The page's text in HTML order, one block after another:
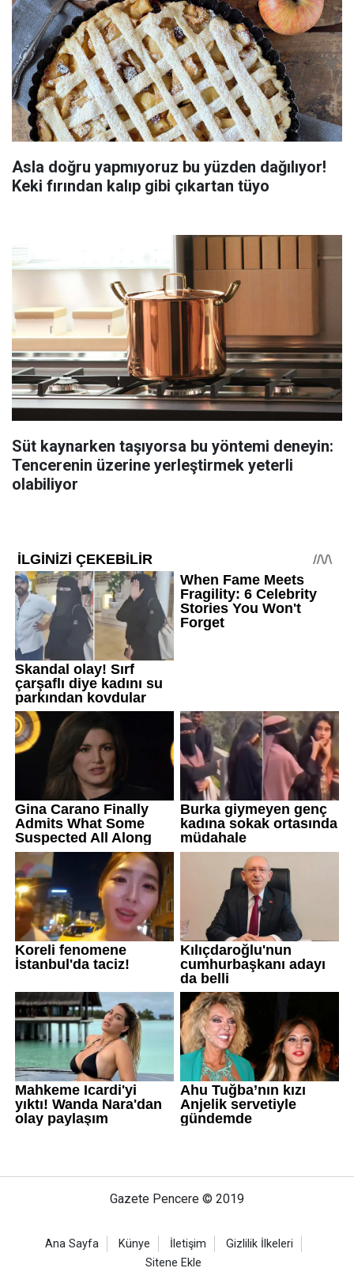
Asla doğru yapmıyoruz bu yüzden dağılıyor!
Keki fırından kalıp gibi çıkartan tüyo
Süt kaynarken taşıyorsa bu yöntemi deneyin:
Tencerenin üzerine yerleştirmek yeterli
olabiliyor
Gazete Pencere © 2019
Ana Sayfa Künye İletişim
Gizlilik İlkeleri
Sitene Ekle